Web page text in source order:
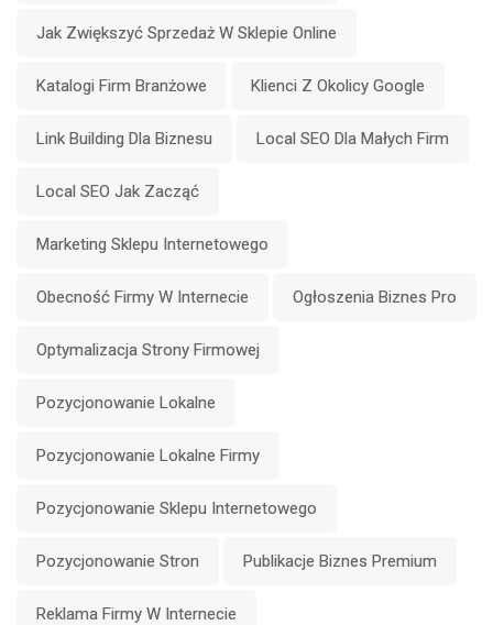
Jak Zwiększyć Sprzedaż W Sklepie Online
Katalogi Firm Branżowe Klienci Z Okolicy Google
Link Building Dla Biznesu Local SEO Dla Małych Firm
Local SEO Jak Zacząć
Marketing Sklepu Internetowego
Obecność Firmy W Internecie Ogłoszenia Biznes Pro
Optymalizacja Strony Firmowej
Pozycjonowanie Lokalne
Pozycjonowanie Lokalne Firmy
Pozycjonowanie Sklepu Internetowego
Pozycjonowanie Stron Publikacje Biznes Premium
Reklama Firmy W Internecie